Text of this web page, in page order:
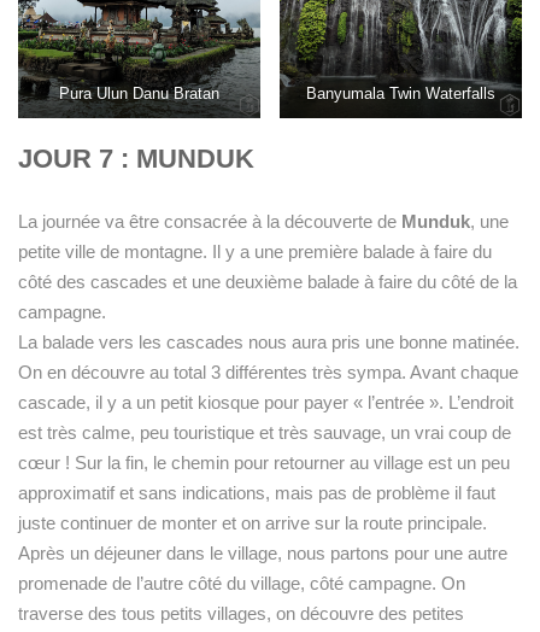
Pura Ulun Danu Bratan Banyumala Twin Waterfalls
JOUR 7 : MUNDUK
La journée va être consacrée à la découverte de Munduk, une
petite ville de montagne. Il y a une première balade à faire du
côté des cascades et une deuxième balade à faire du côté de la
campagne.
La balade vers les cascades nous aura pris une bonne matinée.
On en découvre au total 3 différentes très sympa. Avant chaque
cascade, il y a un petit kiosque pour payer « l’entrée ». L’endroit
est très calme, peu touristique et très sauvage, un vrai coup de
cœur ! Sur la fin, le chemin pour retourner au village est un peu
approximatif et sans indications, mais pas de problème il faut
juste continuer de monter et on arrive sur la route principale.
Après un déjeuner dans le village, nous partons pour une autre
promenade de l’autre côté du village, côté campagne. On
traverse des tous petits villages, on découvre des petites